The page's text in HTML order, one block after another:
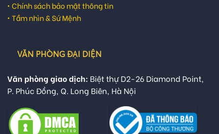
• Chính sách bảo mật thông tin
• Tầm nhìn & Sứ Mệnh
VĂN PHÒNG ĐẠI DIỆN
Văn phòng giao dịch: Biệt thự D2-26 Diamond Point,
P. Phúc Đồng, Q. Long Biên, Hà Nội